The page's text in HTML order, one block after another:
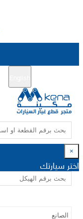
×
اختر سيارتك